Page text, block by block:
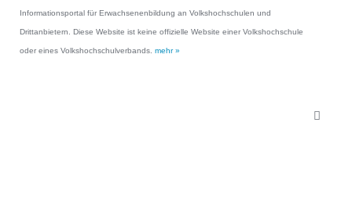
Informationsportal für Erwachsenenbildung an Volkshochschulen und
Drittanbietern. Diese Website ist keine offizielle Website einer Volkshochschule
oder eines Volkshochschulverbands. mehr »